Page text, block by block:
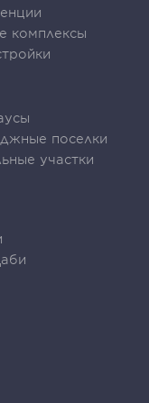
комплексы
поселки
участки